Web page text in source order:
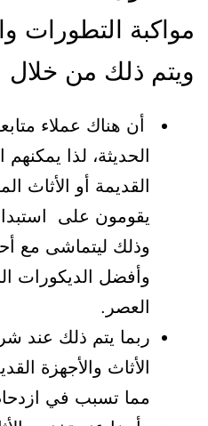
مواكبة التطورات
ويتم ذلك من خلال
أن هناك عملاء
الحديثة، لذا
القديمة أو الأثاث
يقومون على
وذلك ليتماشى مع
وأفضل الديكورات
العصر.
ربما يتم ذلك عند
الأثاث والأجهزة
مما تسبب في